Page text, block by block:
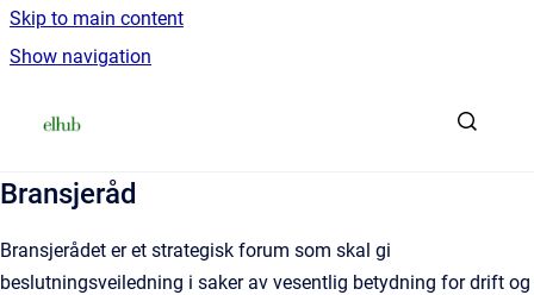
Skip to main content
Show navigation
Bransjeråd
Bransjerådet er et strategisk forum som skal gi
beslutningsveiledning i saker av vesentlig betydning for drift og